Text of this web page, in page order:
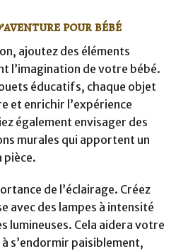
pour bébé
ajoutez des éléments
l’imagination de votre bébé.
éducatifs, chaque objet
et enrichir l’expérience
également envisager des
murales qui apportent un
pièce.
de l’éclairage. Créez
avec des lampes à intensité
lumineuses. Cela aidera votre
s’endormir paisiblement,